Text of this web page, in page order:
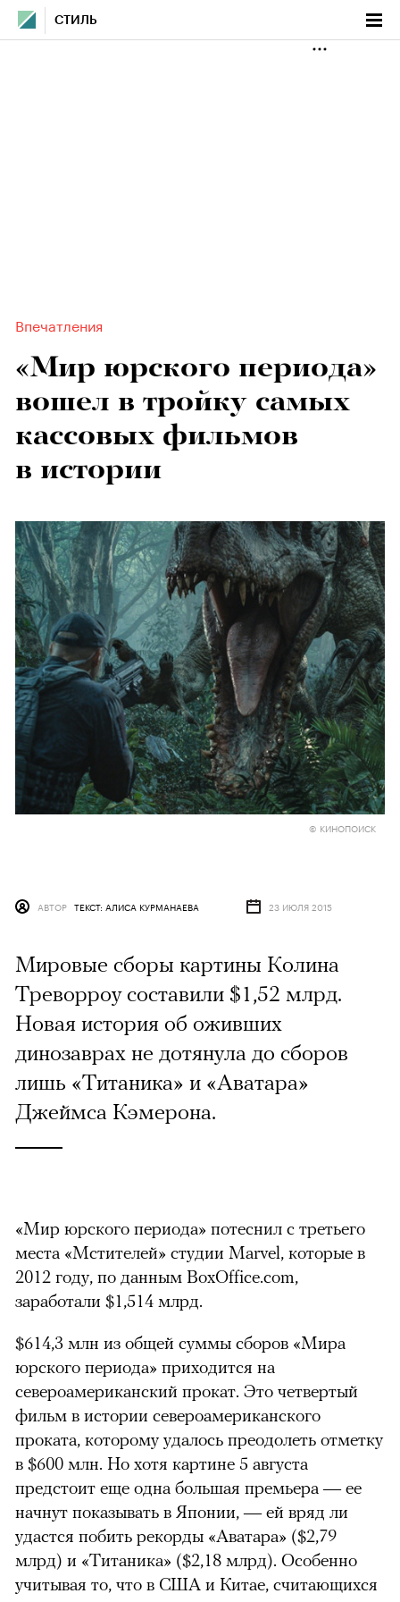
СТИЛЬ
Впечатления
«Мир юрского периода»
вошел в тройку самых
кассовых фильмов
в истории
© КИНОПОИСК
АВТОР ТЕКСТ: АЛИСА КУРМАНАЕВА 23 ИЮЛЯ 2015
Мировые сборы картины Колина
Треворроу составили $1,52 млрд.
Новая история об оживших
динозаврах не дотянула до сборов
лишь «Титаника» и «Аватара»
Джеймса Кэмерона.
«Мир юрского периода» потеснил с третьего
места «Мстителей» студии Marvel, которые в
2012 году, по данным BoxOffice.com,
заработали $1,514 млрд.
$614,3 млн из общей суммы сборов «Мира
юрского периода» приходится на
североамериканский прокат. Это четвертый
фильм в истории североамериканского
проката, которому удалось преодолеть отметку
в $600 млн. Но хотя картине 5 августа
предстоит еще одна большая премьера — ее
начнут показывать в Японии, — ей вряд ли
удастся побить рекорды «Аватара» ($2,79
млрд) и «Титаника» ($2,18 млрд). Особенно
учитывая то, что в США и Китае, считающихся